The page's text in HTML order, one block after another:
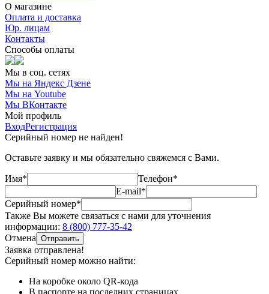
О магазине
Оплата и доставка
Юр. лицам
Контакты
Способы оплаты
Мы в соц. сетях
Мы на Яндекс Дзене
Мы на Youtube
Мы ВКонтакте
Мой профиль
ВходРегистрация
Серийный номер не найден!
Оставьте заявку и мы обязательно свяжемся с Вами.
Имя*
Телефон*
E-mail*
Серийный номер*
Также Вы можете связаться с нами для уточнения
информации: 8 (800) 777-35-42
Отмена Отправить
Заявка отправлена!
Серийный номер можно найти:
На коробке около QR-кода
В паспорте на последних страницах